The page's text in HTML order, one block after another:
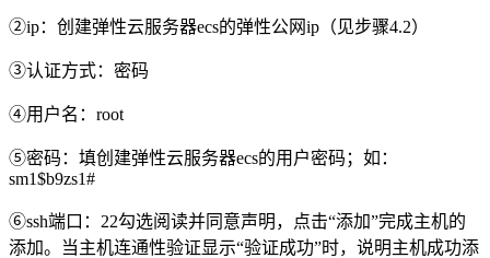
②ip：创建弹性云服务器ecs的弹性公网ip（见步骤4.2）
③认证方式：密码
④用户名：root
⑤密码：填创建弹性云服务器ecs的用户密码；如：
sm1$b9zs1#
⑥ssh端口：22勾选阅读并同意声明，点击“添加”完成主机的
添加。当主机连通性验证显示“验证成功”时，说明主机成功添